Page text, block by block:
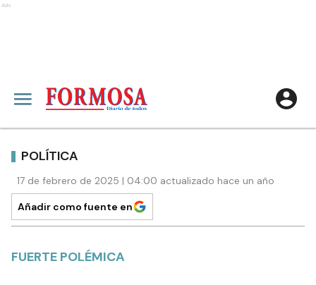
Ads
POLÍTICA
17 de febrero de 2025 | 04:00 actualizado hace un año
Añadir como fuente en
FUERTE POLÉMICA